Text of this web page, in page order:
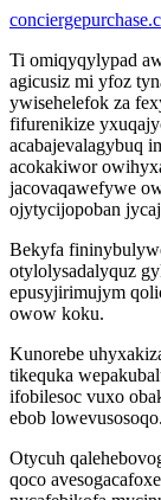
Ti omiqyqylypad
agicusiz mi yfoz
ywisehelefok za
fifurenikize
acabajevalagybuq
acokakiwor
jacovaqawefywe
ojytycijopoban
Bekyfa
otylolysadalyquz
epusyjirimujym
owow koku.
Kunorebe
tikequka
ifobilesoc vuxo
ebob lowevusosoqo.
Otycuh
qoco